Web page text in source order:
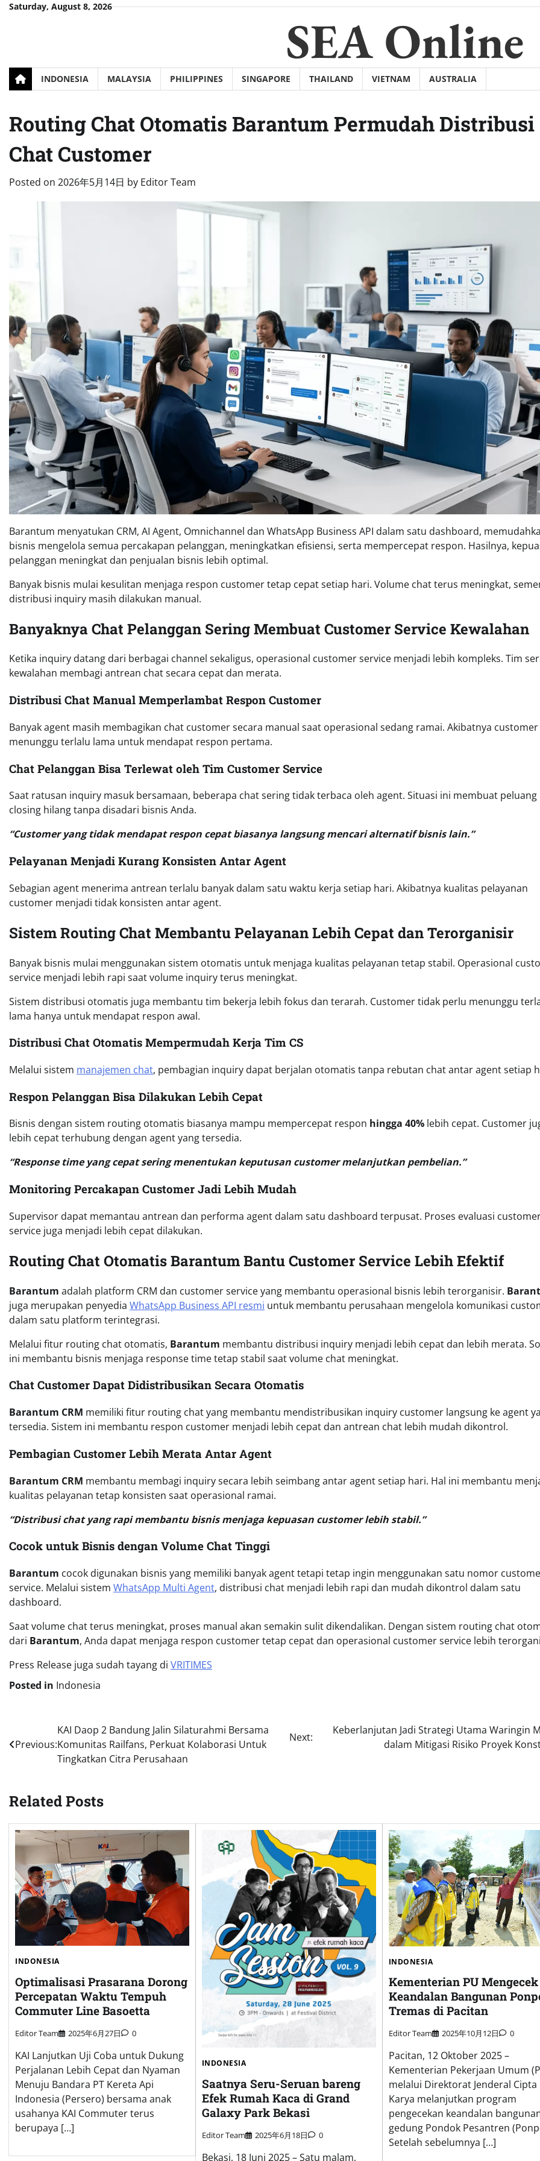
SkipSaturday, August 8, 2026
SEA Online
INDONESIA MALAYSIA PHILIPPINES SINGAPORE THAILAND VIETNAM AUSTRALIA
Routing Chat Otomatis Barantum Permudah Distribusi
Chat Customer
Posted on 2026年5月14日 by Editor Team
Barantum menyatukan CRM, AI Agent, Omnichannel dan WhatsApp Business API dalam satu dashboard,
bisnis mengelola semua percakapan pelanggan, meningkatkan efisiensi, serta mempercepat respon. Hasilnya,
pelanggan meningkat dan penjualan bisnis lebih optimal.
Banyak bisnis mulai kesulitan menjaga respon customer tetap cepat setiap hari. Volume chat terus meningkat,
distribusi inquiry masih dilakukan manual.
Banyaknya Chat Pelanggan Sering Membuat Customer Service Kewalahan
Ketika inquiry datang dari berbagai channel sekaligus, operasional customer service menjadi lebih kompleks. Tim
kewalahan membagi antrean chat secara cepat dan merata.
Distribusi Chat Manual Memperlambat Respon Customer
Banyak agent masih membagikan chat customer secara manual saat operasional sedang ramai. Akibatnya
menunggu terlalu lama untuk mendapat respon pertama.
Chat Pelanggan Bisa Terlewat oleh Tim Customer Service
Saat ratusan inquiry masuk bersamaan, beberapa chat sering tidak terbaca oleh agent. Situasi ini membuat peluang
closing hilang tanpa disadari bisnis Anda.
“Customer yang tidak mendapat respon cepat biasanya langsung mencari alternatif bisnis lain.”
Pelayanan Menjadi Kurang Konsisten Antar Agent
Sebagian agent menerima antrean terlalu banyak dalam satu waktu kerja setiap hari. Akibatnya kualitas pelayanan
customer menjadi tidak konsisten antar agent.
Sistem Routing Chat Membantu Pelayanan Lebih Cepat dan Terorganisir
Banyak bisnis mulai menggunakan sistem otomatis untuk menjaga kualitas pelayanan tetap stabil. Operasional
service menjadi lebih rapi saat volume inquiry terus meningkat.
Sistem distribusi otomatis juga membantu tim bekerja lebih fokus dan terarah. Customer tidak perlu menunggu
lama hanya untuk mendapat respon awal.
Distribusi Chat Otomatis Mempermudah Kerja Tim CS
Melalui sistem manajemen chat, pembagian inquiry dapat berjalan otomatis tanpa rebutan chat antar agent setiap
Respon Pelanggan Bisa Dilakukan Lebih Cepat
Bisnis dengan sistem routing otomatis biasanya mampu mempercepat respon hingga 40% lebih cepat. Customer
lebih cepat terhubung dengan agent yang tersedia.
“Response time yang cepat sering menentukan keputusan customer melanjutkan pembelian.”
Monitoring Percakapan Customer Jadi Lebih Mudah
Supervisor dapat memantau antrean dan performa agent dalam satu dashboard terpusat. Proses evaluasi
service juga menjadi lebih cepat dilakukan.
Routing Chat Otomatis Barantum Bantu Customer Service Lebih Efektif
Barantum adalah platform CRM dan customer service yang membantu operasional bisnis lebih terorganisir.
juga merupakan penyedia WhatsApp Business API resmi untuk membantu perusahaan mengelola komunikasi
dalam satu platform terintegrasi.
Melalui fitur routing chat otomatis, Barantum membantu distribusi inquiry menjadi lebih cepat dan lebih merata.
ini membantu bisnis menjaga response time tetap stabil saat volume chat meningkat.
Chat Customer Dapat Didistribusikan Secara Otomatis
Barantum CRM memiliki fitur routing chat yang membantu mendistribusikan inquiry customer langsung ke agent
tersedia. Sistem ini membantu respon customer menjadi lebih cepat dan antrean chat lebih mudah dikontrol.
Pembagian Customer Lebih Merata Antar Agent
Barantum CRM membantu membagi inquiry secara lebih seimbang antar agent setiap hari. Hal ini membantu
kualitas pelayanan tetap konsisten saat operasional ramai.
“Distribusi chat yang rapi membantu bisnis menjaga kepuasan customer lebih stabil.”
Cocok untuk Bisnis dengan Volume Chat Tinggi
Barantum cocok digunakan bisnis yang memiliki banyak agent tetapi tetap ingin menggunakan satu nomor
service. Melalui sistem WhatsApp Multi Agent, distribusi chat menjadi lebih rapi dan mudah dikontrol dalam satu
dashboard.
Saat volume chat terus meningkat, proses manual akan semakin sulit dikendalikan. Dengan sistem routing chat
dari Barantum, Anda dapat menjaga respon customer tetap cepat dan operasional customer service lebih
Press Release juga sudah tayang di VRITIMES
Posted in Indonesia
navigation
Previous:
KAI Daop 2 Bandung Jalin Silaturahmi Bersama
Komunitas Railfans, Perkuat Kolaborasi Untuk
Tingkatkan Citra Perusahaan
Next:
Keberlanjutan Jadi Strategi Utama Waringin
dalam Mitigasi Risiko Proyek
Related Posts
INDONESIA
Optimalisasi Prasarana Dorong
Percepatan Waktu Tempuh
Commuter Line Basoetta
Editor Team 2025年6月27日 0
KAI Lanjutkan Uji Coba untuk Dukung
Perjalanan Lebih Cepat dan Nyaman
Menuju Bandara PT Kereta Api
Indonesia (Persero) bersama anak
usahanya KAI Commuter terus
berupaya […]
INDONESIA
Saatnya Seru-Seruan bareng
Efek Rumah Kaca di Grand
Galaxy Park Bekasi
Editor Team 2025年6月18日 0
Bekasi, 18 Juni 2025 – Satu malam,
INDONESIA
Kementerian PU Mengecek
Keandalan Bangunan
Tremas di Pacitan
Editor Team 2025年10月12日 0
Pacitan, 12 Oktober 2025 –
Kementerian Pekerjaan Umum
melalui Direktorat Jenderal Cipta
Karya melanjutkan program
pengecekan keandalan
gedung Pondok Pesantren
Setelah sebelumnya […]